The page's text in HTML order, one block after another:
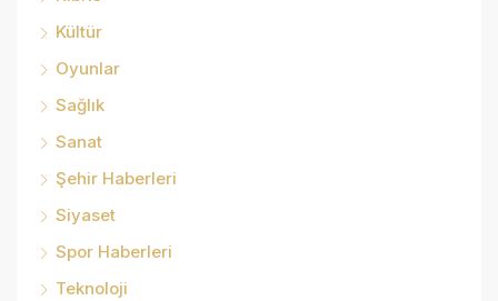
Kültür
Oyunlar
Sağlık
Sanat
Şehir Haberleri
Siyaset
Spor Haberleri
Teknoloji